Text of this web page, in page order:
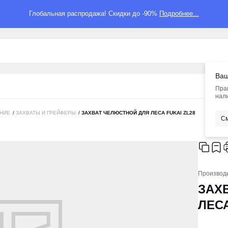
Глобальная распродажа! Скидки до -90% Подробнее...
/ ЗАХВАТЫ И ГРЕЙФЕРЫ / ЗАХВАТ ЧЕЛЮСТНОЙ ДЛЯ ЛЕСА FUKAI ZL28